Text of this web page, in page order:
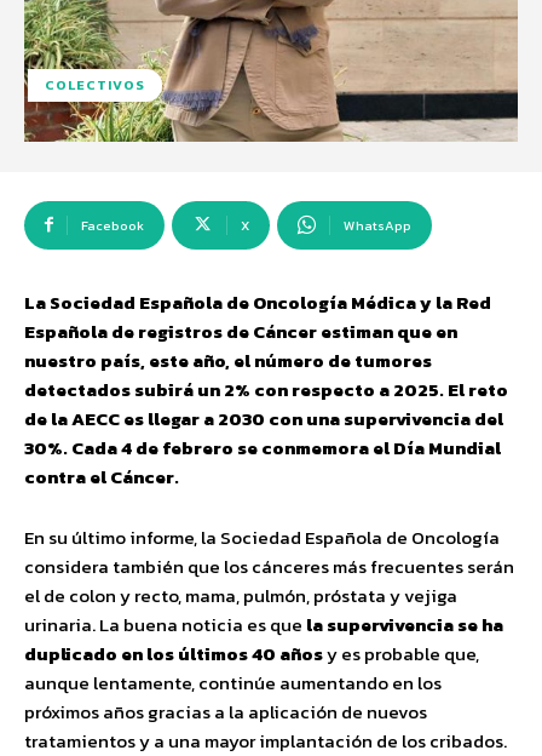
COLECTIVOS
Facebook X WhatsApp
La Sociedad Española de Oncología Médica y la Red
Española de registros de Cáncer estiman que en
nuestro país, este año, el número de tumores
detectados subirá un 2% con respecto a 2025. El reto
de la AECC es llegar a 2030 con una supervivencia del
30%. Cada 4 de febrero se conmemora el Día Mundial
contra el Cáncer.
En su último informe, la Sociedad Española de Oncología
considera también que los cánceres más frecuentes serán
el de colon y recto, mama, pulmón, próstata y vejiga
urinaria. La buena noticia es que la supervivencia se ha
duplicado en los últimos 40 añosy es probable que,
aunque lentamente, continúe aumentando en los
próximos años gracias a la aplicación de nuevos
tratamientos y a una mayor implantación de los cribados.